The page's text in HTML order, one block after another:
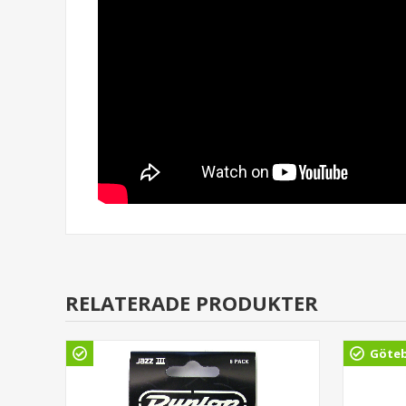
RELATERADE PRODUKTER